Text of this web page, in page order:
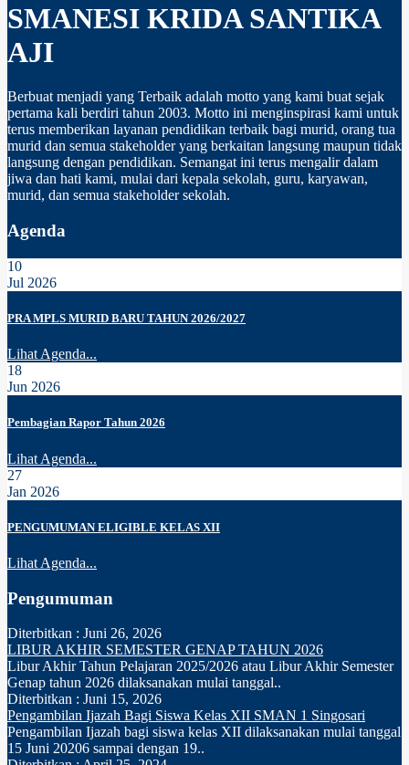
SMANESI KRIDA SANTIKA
AJI
Berbuat menjadi yang Terbaik adalah motto yang kami buat sejak
pertama kali berdiri tahun 2003. Motto ini menginspirasi kami untuk
terus memberikan layanan pendidikan terbaik bagi murid, orang tua
murid dan semua stakeholder yang berkaitan langsung maupun tidak
langsung dengan pendidikan. Semangat ini terus mengalir dalam
jiwa dan hati kami, mulai dari kepala sekolah, guru, karyawan,
murid, dan semua stakeholder sekolah.
Agenda
10
Jul 2026
PRA MPLS MURID BARU TAHUN 2026/2027
Lihat Agenda...
18
Jun 2026
Pembagian Rapor Tahun 2026
Lihat Agenda...
27
Jan 2026
PENGUMUMAN ELIGIBLE KELAS XII
Lihat Agenda...
Pengumuman
Diterbitkan : Juni 26, 2026
LIBUR AKHIR SEMESTER GENAP TAHUN 2026
Libur Akhir Tahun Pelajaran 2025/2026 atau Libur Akhir Semester
Genap tahun 2026 dilaksanakan mulai tanggal..
Diterbitkan : Juni 15, 2026
Pengambilan Ijazah Bagi Siswa Kelas XII SMAN 1 Singosari
Pengambilan Ijazah bagi siswa kelas XII dilaksanakan mulai tanggal
15 Juni 20206 sampai dengan 19..